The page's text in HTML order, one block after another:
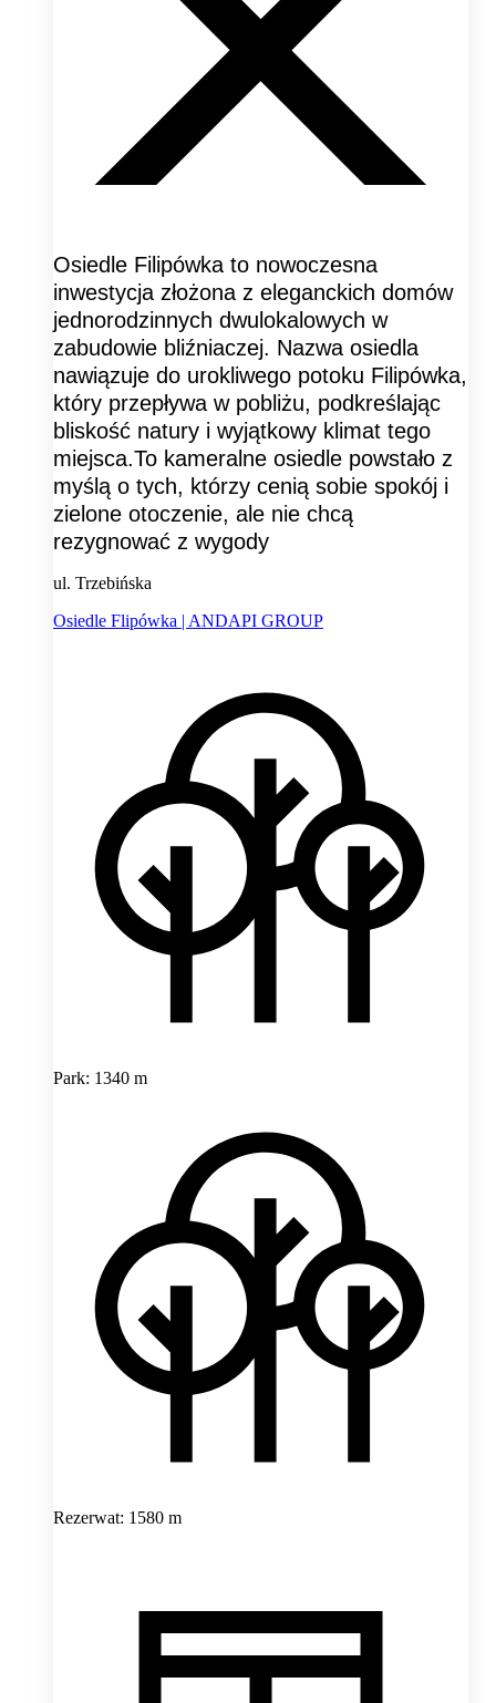
Osiedle Filipówka to nowoczesna
inwestycja złożona z eleganckich domów
jednorodzinnych dwulokalowych w
zabudowie bliźniaczej. Nazwa osiedla
nawiązuje do urokliwego potoku Filipówka,
który przepływa w pobliżu, podkreślając
bliskość natury i wyjątkowy klimat tego
miejsca.To kameralne osiedle powstało z
myślą o tych, którzy cenią sobie spokój i
zielone otoczenie, ale nie chcą
rezygnować z wygody
ul. Trzebińska
Osiedle Flipówka | ANDAPI GROUP
Park: 1340 m
Rezerwat: 1580 m